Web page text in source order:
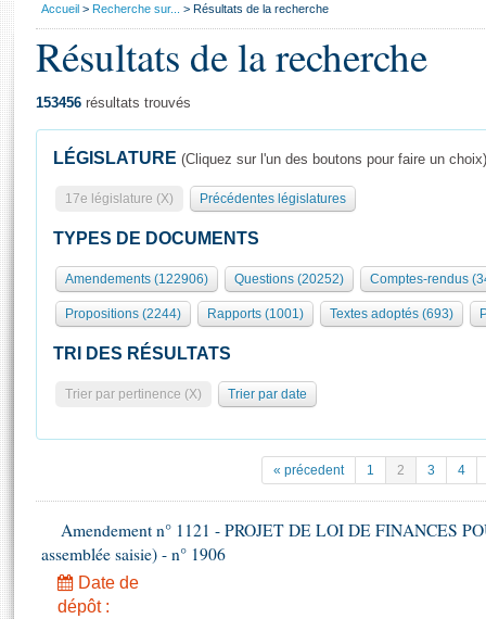
Présidence
577 députés
Groupes politiques
Séance publique
Commissions et autres organes
Europe et International
Pétitions
Projets de loi
Propositions de loi
Amendements
Textes adoptés
Général
Rôle et pouvoirs de l'Assemblée
Organisation de l'Assemblée
Présidence Conférence des Présidents Bureau Collège des
Statistiques et chiffres clés
( Constitution | Règlement de l'Assemblée ... )
Juniors
Visiter l'Assemblée
Visite virtuelle du palais Bourbon
Assister à une séance
Contacts et plan d'accès
Photos libres de droit
Vous
Accueil Recherche sur... Résultats de la recherche
Résultats de la recherche
153456 résultats trouvés
LÉGISLATURE (Cliquez sur l'un des boutons pour faire un choix)
17e législature (X) Précédentes législatures
TYPES DE DOCUMENTS
Amendements (122906) Questions (20252) Comptes-rendus
Propositions (2244) Rapports (1001) Textes adoptés (693)
TRI DES RÉSULTATS
Trier par pertinence (X) Trier par date
« précedent 1 2 3 4
Amendement n° 1121 - PROJET DE LOI DE FINANCES
assemblée saisie) - n° 1906
Date de
dépôt :